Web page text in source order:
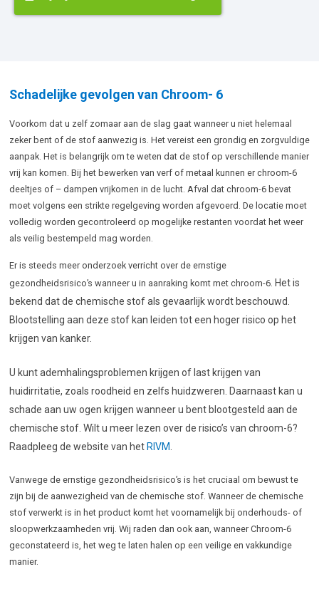
Schadelijke gevolgen van Chroom- 6
Voorkom dat u zelf zomaar aan de slag gaat wanneer u niet helemaal
zeker bent of de stof aanwezig is. Het vereist een grondig en zorgvuldige
aanpak. Het is belangrijk om te weten dat de stof op verschillende manier
vrij kan komen. Bij het bewerken van verf of metaal kunnen er chroom-6
deeltjes of – dampen vrijkomen in de lucht. Afval dat chroom-6 bevat
moet volgens een strikte regelgeving worden afgevoerd. De locatie moet
volledig worden gecontroleerd op mogelijke restanten voordat het weer
als veilig bestempeld mag worden.
Er is steeds meer onderzoek verricht over de ernstige
gezondheidsrisico’s wanneer u in aanraking komt met chroom-6. Het is
bekend dat de chemische stof als gevaarlijk wordt beschouwd.
Blootstelling aan deze stof kan leiden tot een hoger risico op het
krijgen van kanker.
U kunt ademhalingsproblemen krijgen of last krijgen van
huidirritatie, zoals roodheid en zelfs huidzweren. Daarnaast kan u
schade aan uw ogen krijgen wanneer u bent blootgesteld aan de
chemische stof. Wilt u meer lezen over de risico’s van chroom-6?
Raadpleeg de website van het RIVM
Vanwege de ernstige gezondheidsrisico’s is het cruciaal om bewust te
zijn bij de aanwezigheid van de chemische stof. Wanneer de chemische
stof verwerkt is in het product komt het voornamelijk bij onderhouds- of
sloopwerkzaamheden vrij. Wij raden dan ook aan, wanneer Chroom-6
geconstateerd is, het weg te laten halen op een veilige en vakkundige
manier.